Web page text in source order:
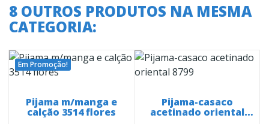
8 OUTROS PRODUTOS NA MESMA
CATEGORIA:
Em Promoção!
Pijama m/manga e
calção 3514 flores
Pijama-casaco
acetinado oriental